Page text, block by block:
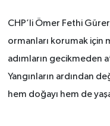
CHP’li Ömer Fethi
ormanları korumak için
adımların gecikmeden
Yangınların ardından
hem doğayı hem de